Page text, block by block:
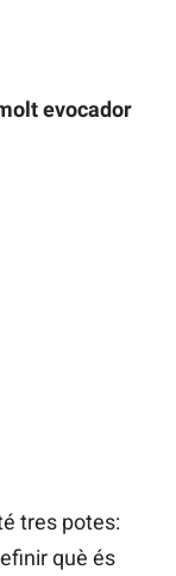
evocador
tres potes:
què és